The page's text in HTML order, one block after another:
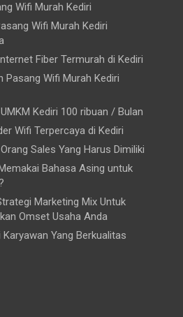
Wifi Murah Kediri
Wifi Murah Kediri
Fiber Termurah di Kediri
Pasang Wifi Murah Kediri
Kediri 100 ribuan / Bulan
Wifi Terpercaya di Kediri
Sales Yang Harus Dimiliki
Bahasa Asing untuk
Marketing Mix Untuk
Omset Usaha Anda
Karyawan Yang Berkualitas